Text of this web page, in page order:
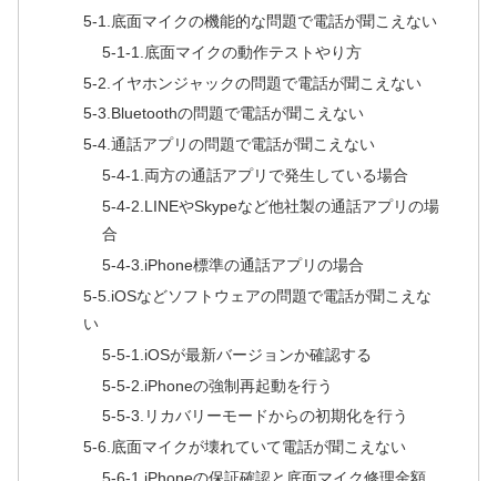
5-1.底面マイクの機能的な問題で電話が聞こえない
5-1-1.底面マイクの動作テストやり方
5-2.イヤホンジャックの問題で電話が聞こえない
5-3.Bluetoothの問題で電話が聞こえない
5-4.通話アプリの問題で電話が聞こえない
5-4-1.両方の通話アプリで発生している場合
5-4-2.LINEやSkypeなど他社製の通話アプリの場
合
5-4-3.iPhone標準の通話アプリの場合
5-5.iOSなどソフトウェアの問題で電話が聞こえな
い
5-5-1.iOSが最新バージョンか確認する
5-5-2.iPhoneの強制再起動を行う
5-5-3.リカバリーモードからの初期化を行う
5-6.底面マイクが壊れていて電話が聞こえない